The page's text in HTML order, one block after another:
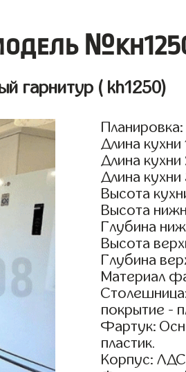
гарнитур ( kh1250)
Длина кухни
Длина
Длина
Высота
Высота
Глубина
Высота
Глубина
Материал
покрытие -
Фартук:
пластик.
Корпус: